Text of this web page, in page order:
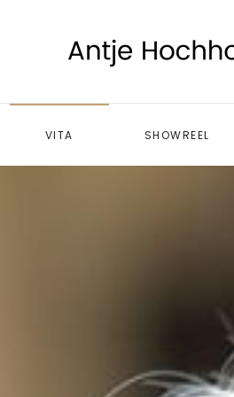
VITA SHOWREEL